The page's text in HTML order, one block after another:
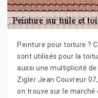
Peinture pour toiture ?
sont utilisés pour la
aussi une multiplicité
Zigler Jean Couvreur
on trouve sur le